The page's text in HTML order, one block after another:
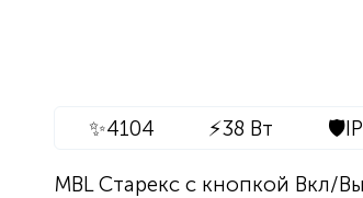
✨4104 ⚡38 Вт 🛡️
MBL Старекс с кнопкой Вкл/